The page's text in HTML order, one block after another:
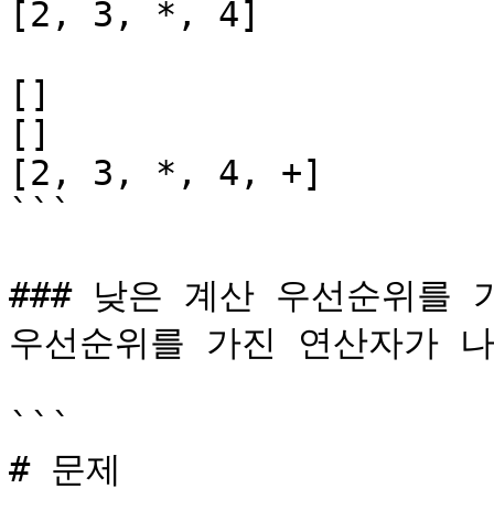
[2, 3, *, 4]
[]
[]
[2, 3, *, 4, +]
```
### 낮은 계산 우선순위를
우선순위를 가진 연산자가
```
# 문제